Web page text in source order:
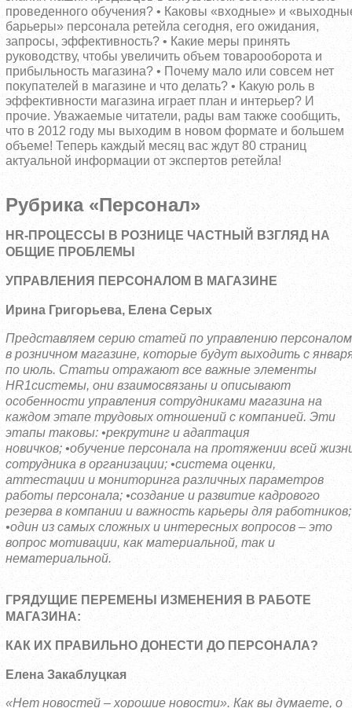
проведенного обучения? • Каковы «входные» и
барьеры» персонала ретейла сегодня, его ожидания,
запросы, эффективность? • Какие меры принять
руководству, чтобы увеличить объем товарооборота и
прибыльность магазина? • Почему мало или совсем нет
покупателей в магазине и что делать? • Какую роль в
эффективности магазина играет план и интерьер? И
прочие. Уважаемые читатели, рады вам также сообщить,
что в 2012 году мы выходим в новом формате и большем
объеме! Теперь каждый месяц вас ждут 80 страниц
актуальной информации от экспертов ретейла!
Рубрика «Персонал»
HR-ПРОЦЕССЫ В РОЗНИЦЕ ЧАСТНЫЙ ВЗГЛЯД НА
ОБЩИЕ ПРОБЛЕМЫ
УПРАВЛЕНИЯ ПЕРСОНАЛОМ В МАГАЗИНЕ
Ирина Григорьева, Елена Серых
Представляем серию статей по управлению персоналом
в розничном магазине, которые будут выходить с
по июль. Статьи отражают все важные элементы
HR1системы, они взаимосвязаны и описывают
особенности управления сотрудниками магазина на
каждом этапе трудовых отношений с компанией. Эти
этапы таковы: •рекрутинг и адаптация
новичков; •обучение персонала на протяжении всей
сотрудника в организации;•система оценки,
аттестации и мониторинга различных параметров
работы персонала; •создание и развитие кадрового
резерва в компании и важность карьеры для работников;
•один из самых сложных и интересных вопросов – это
вопрос мотивации, как материальной, так и
нематериальной.
ГРЯДУЩИЕ ПЕРЕМЕНЫ ИЗМЕНЕНИЯ В РАБОТЕ
МАГАЗИНА:
КАК ИХ ПРАВИЛЬНО ДОНЕСТИ ДО ПЕРСОНАЛА?
Елена Закаблуцкая
«Нет новостей – хорошие новости». Как вы думаете, о